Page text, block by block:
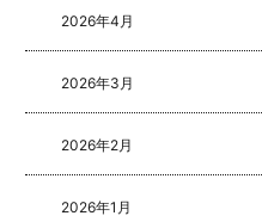
2026年4月
2026年3月
2026年2月
2026年1月